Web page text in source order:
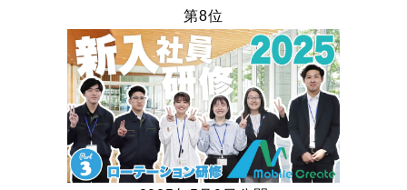
第8位